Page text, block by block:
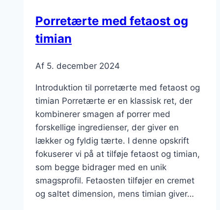
Porretærte med fetaost og
timian
Af 5. december 2024
Introduktion til porretærte med fetaost og
timian Porretærte er en klassisk ret, der
kombinerer smagen af porrer med
forskellige ingredienser, der giver en
lækker og fyldig tærte. I denne opskrift
fokuserer vi på at tilføje fetaost og timian,
som begge bidrager med en unik
smagsprofil. Fetaosten tilføjer en cremet
og saltet dimension, mens timian giver…